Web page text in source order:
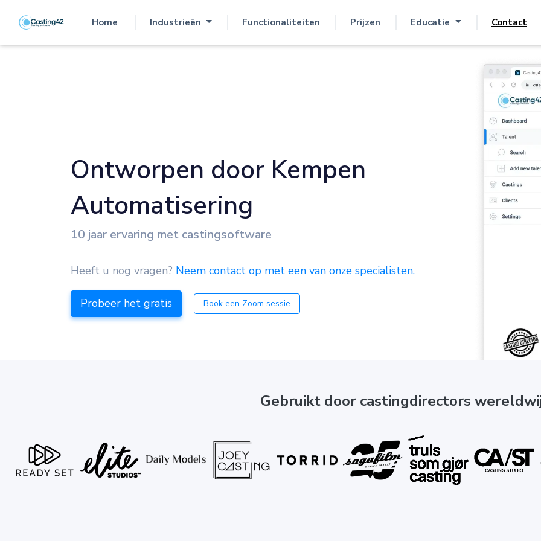
Home
(current)
Industrieën Functionaliteiten Prijzen Educatie Contact
Ontworpen door Kempen
Automatisering
10 jaar ervaring met castingsoftware
Heeft u nog vragen? Neem contact op met een van onze specialisten.
Probeer het gratis Book een Zoom sessie
Gebruikt door castingdirectors